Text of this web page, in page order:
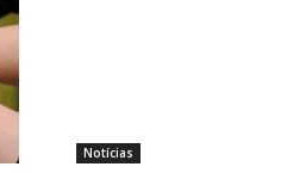
Notícias